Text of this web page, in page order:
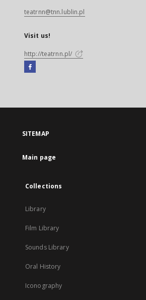
teatrnn@tnn.lublin.pl
Visit us!
http://teatrnn.pl/
Facebook
open
new
SITEMAP
Main page
Collections
Library
Film Library
Sounds Library
Oral History
Iconography